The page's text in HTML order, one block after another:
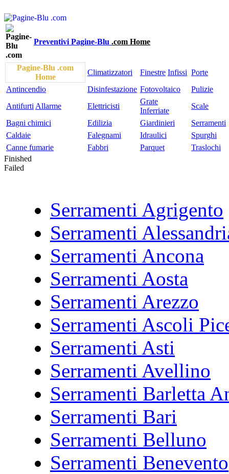
Preventivi Pagine-Blu .com Home
Pagine-Blu .com
Home
Climatizzatori Finestre Infissi Porte
Antincendio
Disinfestazione Fotovoltaico
Pulizie
Antifurti Allarme Elettricisti
Grate
Inferriate
Scale
Bagni chimici
Edilizia Giardinieri
Serramenti
Caldaie
Falegnami Idraulici
Spurghi
Canne fumarie
Fabbri Parquet
Traslochi
Finished
Failed
Serramenti Agrigento
Serramenti
Serramenti Ancona
Serramenti Aosta
Serramenti Arezzo
Serramenti Ascoli
Serramenti Asti
Serramenti Avellino
Serramenti Barletta
Serramenti Bari
Serramenti Belluno
Serramenti Benevento